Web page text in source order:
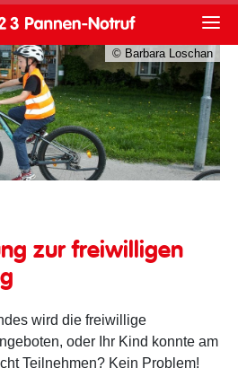
© Barbara Loschan
zur freiwilligen
wird die freiwillige
oder Ihr Kind konnte am
Teilnehmen? Kein Problem!